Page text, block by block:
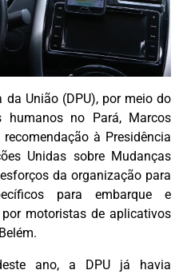
União (DPU), por meio do
humanos no Pará, Marcos
à Presidência
Unidas sobre Mudanças
da organização para
para embarque e
motoristas de aplicativos
ano, a DPU já havia